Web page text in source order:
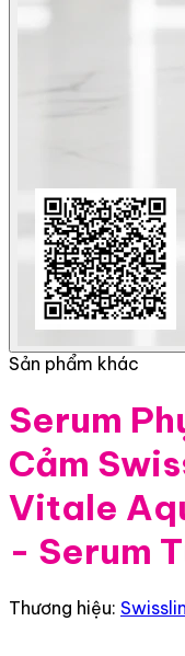
Sản phẩm khác
Serum
Cảm
Vitale
- Serum
Thương hiệu: